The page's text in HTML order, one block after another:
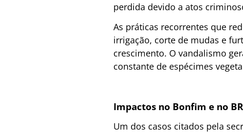
perdida devido a atos
As práticas recorrentes que
irrigação, corte de mudas e
crescimento. O vandalismo
constante de espécimes
Impactos no Bonfim e no
Um dos casos citados pela